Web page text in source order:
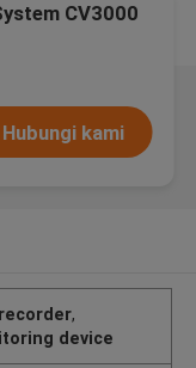
CV3000
Hubungi kami
,
device